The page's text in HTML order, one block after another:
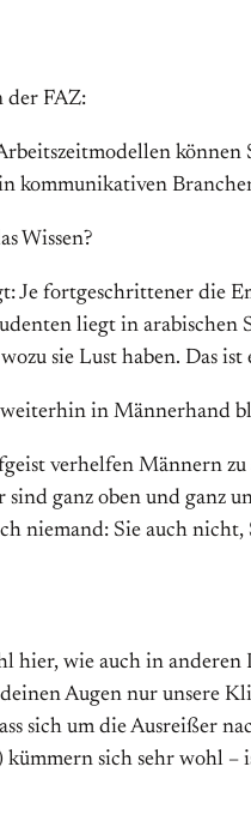
der FAZ:
können
kommunikativen
Wissen?
Je fortgeschrittener die
liegt in arabischen
sie Lust haben. Das
in Männerhand
verhelfen Männern
sind ganz oben und ganz
niemand: Sie auch
hier, wie auch in
deinen Augen nur unsere
sich um die Ausreißer
kümmern sich sehr wohl